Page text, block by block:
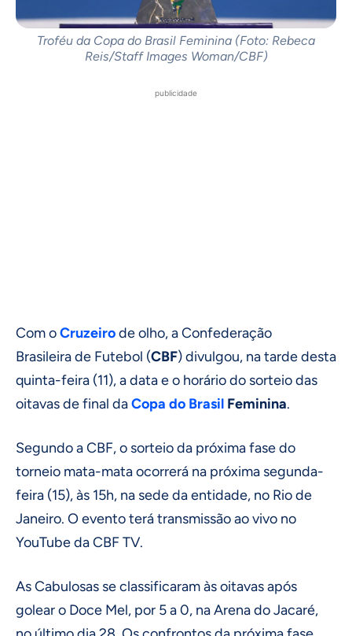
Troféu da Copa do Brasil Feminina (Foto: Rebeca
Reis/Staff Images Woman/CBF)
publicidade
Com oCruzeirode olho, a Confederação
Brasileira de Futebol (CBF) divulgou, na tarde desta
quinta-feira (11), a data e o horário do sorteio das
oitavas de final daCopa do Brasil Feminina.
Segundo a CBF, o sorteio da próxima fase do
torneio mata-mata ocorrerá na próxima segunda-
feira (15), às 15h, na sede da entidade, no Rio de
Janeiro. O evento terá transmissão ao vivo no
YouTube da CBF TV.
As Cabulosas se classificaram às oitavas após
golear o Doce Mel, por 5 a 0, na Arena do Jacaré,